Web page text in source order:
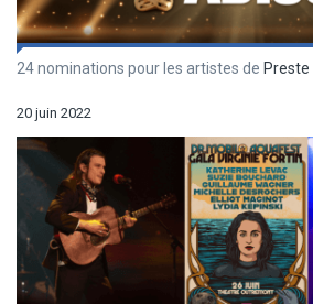
24 nominations pour les artistes de Preste
20 juin 2022